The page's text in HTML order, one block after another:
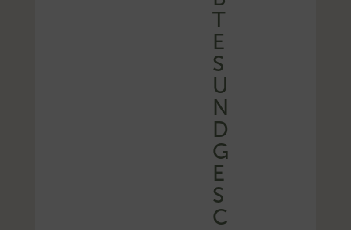
T
E
S
U
N
D
G
E
S
C